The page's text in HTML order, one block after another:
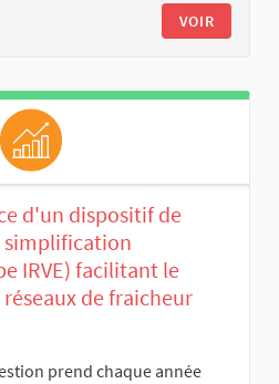
VOIR
d'un dispositif de
simplification
IRVE) facilitant le
de fraicheur
prend chaque année